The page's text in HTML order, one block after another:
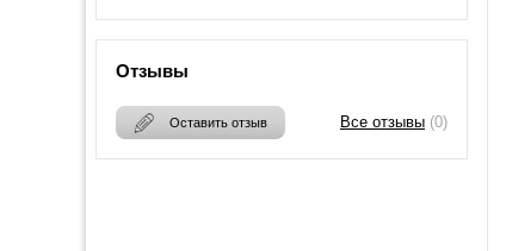
Отзывы
Оставить отзыв Все отзывы (0)